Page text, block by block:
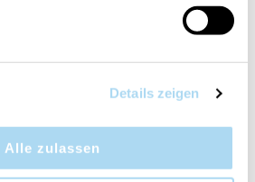
Details zeigen
Alle zulassen
PRODUKTE